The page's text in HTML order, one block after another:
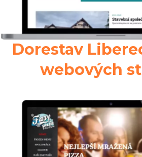
Dorestav
webových